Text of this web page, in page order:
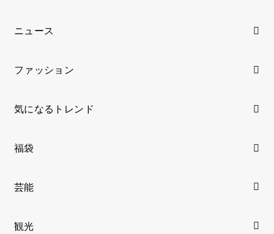
ニュース
ファッション
気になるトレンド
福袋
芸能
観光